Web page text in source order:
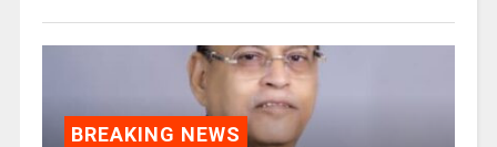
BREAKING NEWS